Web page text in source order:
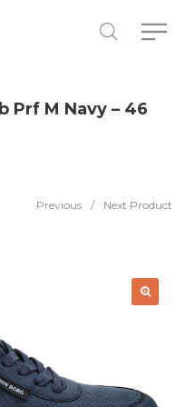
Prf M Navy – 46
Previous / Next Product